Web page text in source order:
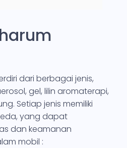
dari berbagai jenis,
gel, lilin aromaterapi,
Setiap jenis memiliki
yang dapat
dan keamanan
mobil :